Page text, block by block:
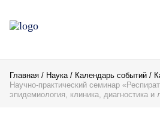
Главная Наука Календарь событий
Научно-практический семинар
эпидемиология, клиника, диагностика и